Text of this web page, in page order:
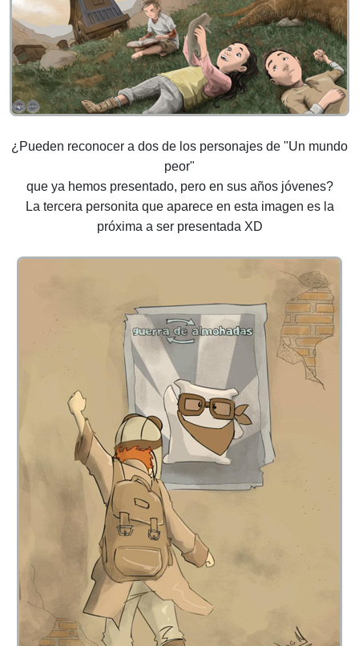
¿Pueden reconocer a dos de los personajes de "Un mundo
peor"
que ya hemos presentado, pero en sus años jóvenes?
La tercera personita que aparece en esta imagen es la
próxima a ser presentada XD